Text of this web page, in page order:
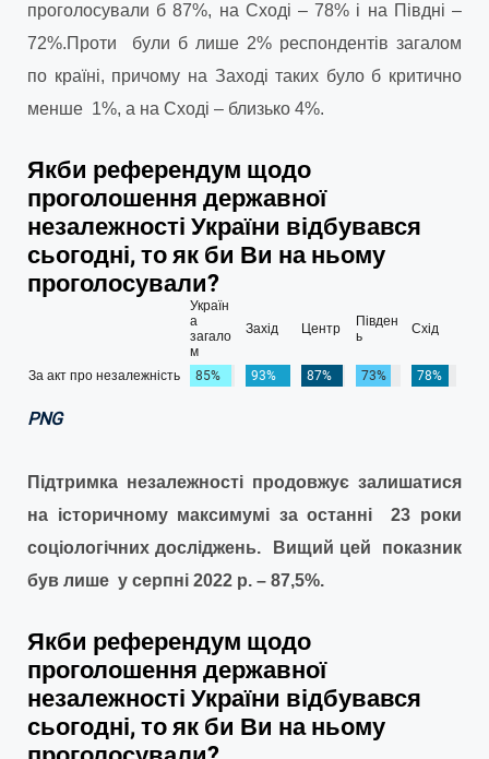
проголосували б 87%, на Сході – 78% і на Півдні –
72%.Проти були б лише 2% респондентів загалом
по країні, причому на Заході таких було б критично
менше 1%, а на Сході – близько 4%.
PNG
Підтримка незалежності продовжує залишатися
на історичному максимумі за останні 23 роки
соціологічних досліджень. Вищий цей показник
був лише у серпні 2022 р. – 87,5%.